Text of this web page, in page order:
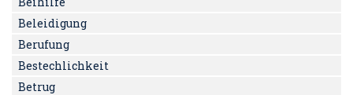
Beleidigung
Berufung
Bestechlichkeit
Betrug